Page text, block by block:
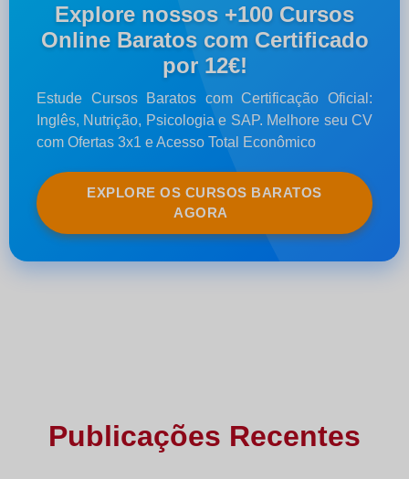
Explore nossos +100 Cursos
Online Baratos com Certificado
por 12€!
Estude Cursos Baratos com Certificação Oficial:
Inglês, Nutrição, Psicologia e SAP. Melhore seu CV
com Ofertas 3x1 e Acesso Total Econômico
EXPLORE OS CURSOS BARATOS
AGORA
Publicações Recentes